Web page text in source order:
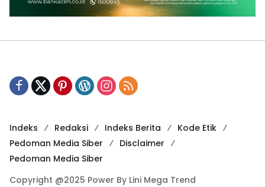
Indeks Redaksi Indeks Berita
Kode Etik
Pedoman Media Siber
Disclaimer
Pedoman Media Siber
Copyright @2025 Power By Lini Mega Trend